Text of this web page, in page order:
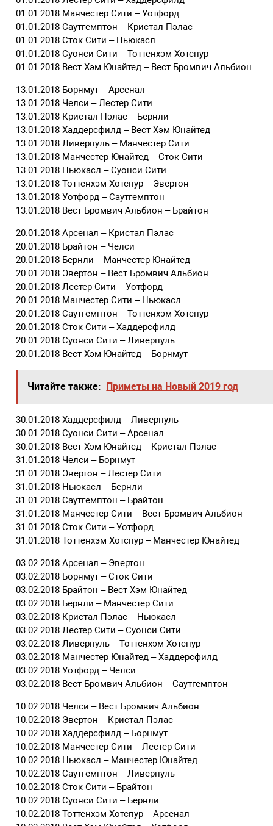
01.01.2018 Манчестер Сити – Уотфорд
01.01.2018 Саутгемптон – Кристал Пэлас
01.01.2018 Сток Сити – Ньюкасл
01.01.2018 Суонси Сити – Тоттенхэм Хотспур
01.01.2018 Вест Хэм Юнайтед – Вест Бромвич Альбион
13.01.2018 Борнмут – Арсенал
13.01.2018 Челси – Лестер Сити
13.01.2018 Кристал Пэлас – Бернли
13.01.2018 Хаддерсфилд – Вест Хэм Юнайтед
13.01.2018 Ливерпуль – Манчестер Сити
13.01.2018 Манчестер Юнайтед – Сток Сити
13.01.2018 Ньюкасл – Суонси Сити
13.01.2018 Тоттенхэм Хотспур – Эвертон
13.01.2018 Уотфорд – Саутгемптон
13.01.2018 Вест Бромвич Альбион – Брайтон
20.01.2018 Арсенал – Кристал Пэлас
20.01.2018 Брайтон – Челси
20.01.2018 Бернли – Манчестер Юнайтед
20.01.2018 Эвертон – Вест Бромвич Альбион
20.01.2018 Лестер Сити – Уотфорд
20.01.2018 Манчестер Сити – Ньюкасл
20.01.2018 Саутгемптон – Тоттенхэм Хотспур
20.01.2018 Сток Сити – Хаддерсфилд
20.01.2018 Суонси Сити – Ливерпуль
20.01.2018 Вест Хэм Юнайтед – Борнмут
Читайте также: Приметы на Новый 2019 год
30.01.2018 Хаддерсфилд – Ливерпуль
30.01.2018 Суонси Сити – Арсенал
30.01.2018 Вест Хэм Юнайтед – Кристал Пэлас
31.01.2018 Челси – Борнмут
31.01.2018 Эвертон – Лестер Сити
31.01.2018 Ньюкасл – Бернли
31.01.2018 Саутгемптон – Брайтон
31.01.2018 Манчестер Сити – Вест Бромвич Альбион
31.01.2018 Сток Сити – Уотфорд
31.01.2018 Тоттенхэм Хотспур – Манчестер Юнайтед
03.02.2018 Арсенал – Эвертон
03.02.2018 Борнмут – Сток Сити
03.02.2018 Брайтон – Вест Хэм Юнайтед
03.02.2018 Бернли – Манчестер Сити
03.02.2018 Кристал Пэлас – Ньюкасл
03.02.2018 Лестер Сити – Суонси Сити
03.02.2018 Ливерпуль – Тоттенхэм Хотспур
03.02.2018 Манчестер Юнайтед – Хаддерсфилд
03.02.2018 Уотфорд – Челси
03.02.2018 Вест Бромвич Альбион – Саутгемптон
10.02.2018 Челси – Вест Бромвич Альбион
10.02.2018 Эвертон – Кристал Пэлас
10.02.2018 Хаддерсфилд – Борнмут
10.02.2018 Манчестер Сити – Лестер Сити
10.02.2018 Ньюкасл – Манчестер Юнайтед
10.02.2018 Саутгемптон – Ливерпуль
10.02.2018 Сток Сити – Брайтон
10.02.2018 Суонси Сити – Бернли
10.02.2018 Тоттенхэм Хотспур – Арсенал